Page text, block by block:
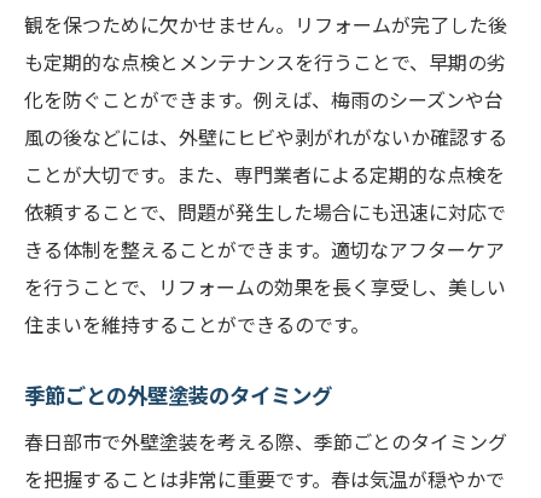
観を保つために欠かせません。リフォームが完了した後
も定期的な点検とメンテナンスを行うことで、早期の劣
化を防ぐことができます。例えば、梅雨のシーズンや台
風の後などには、外壁にヒビや剥がれがないか確認する
ことが大切です。また、専門業者による定期的な点検を
依頼することで、問題が発生した場合にも迅速に対応で
きる体制を整えることができます。適切なアフターケア
を行うことで、リフォームの効果を長く享受し、美しい
住まいを維持することができるのです。
季節ごとの外壁塗装のタイミング
春日部市で外壁塗装を考える際、季節ごとのタイミング
を把握することは非常に重要です。春は気温が穏やかで